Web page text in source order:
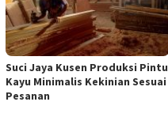
Suci Jaya Kusen Produksi Pintu
Kayu Minimalis Kekinian Sesuai
Pesanan